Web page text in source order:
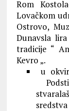
Rom
Lovačkom
Ostrovo,
Dunavsla
tradicije “
Kevro „.
u